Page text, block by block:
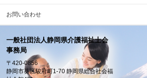
お問い合わせ
一般社団法人静岡県介護福祉士会
事務局
〒420-0856
静岡市葵区駿府町1-70 静岡県総合社会福